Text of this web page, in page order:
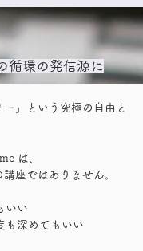
循環の発信源に
ー」という究極の自由と
は、
座ではありません。
いい
も深めてもいい